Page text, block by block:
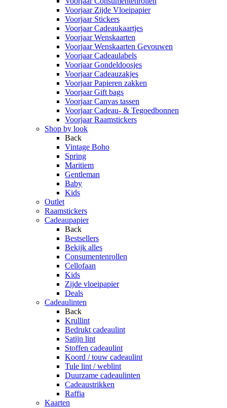
Voorjaar Zijde Vloeipapier
Voorjaar Stickers
Voorjaar Cadeaukaartjes
Voorjaar Wenskaarten
Voorjaar Wenskaarten Gevouwen
Voorjaar Cadeaulabels
Voorjaar Gondeldoosjes
Voorjaar Cadeauzakjes
Voorjaar Papieren zakken
Voorjaar Gift bags
Voorjaar Canvas tassen
Voorjaar Cadeau- & Tegoedbonnen
Voorjaar Raamstickers
Shop by look
Back
Vintage Boho
Spring
Maritiem
Gentleman
Baby
Kids
Outlet
Raamstickers
Cadeaupapier
Back
Bestsellers
Bekijk alles
Consumentenrollen
Cellofaan
Kids
Zijde vloeipapier
Deals
Cadeaulinten
Back
Krullint
Bedrukt cadeaulint
Satijn lint
Stoffen cadeaulint
Koord / touw cadeaulint
Tule lint / weblint
Duurzame cadeaulinten
Cadeaustrikken
Raffia
Kaarten